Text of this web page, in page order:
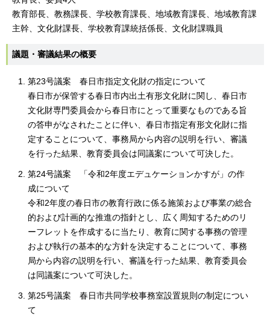
教育部長、教務課長、学校教育課長、地域教育課長、地域教育課
主幹、文化財課長、学校教育課統括係長、文化財課職員
議題・審議結果の概要
第23号議案 春日市指定文化財の指定について
春日市が保管する春日市内出土有形文化財に関し、春日市
文化財専門委員会から春日市にとって重要なものである旨
の答申がなされたことに伴い、春日市指定有形文化財に指
定することについて、事務局から内容の説明を行い、審議
を行った結果、教育委員会は同議案について可決した。
第24号議案 「令和2年度エデュケーションかすが」の作
成について
令和2年度の春日市の教育行政に係る施策および事業の総合
的および計画的な推進の指針とし、広く周知するためのリ
ーフレットを作成するに当たり、教育に関する事務の管理
および執行の基本的な方針を決定することについて、事務
局から内容の説明を行い、審議を行った結果、教育委員会
は同議案について可決した。
第25号議案 春日市共同学校事務室設置規則の制定につい
て